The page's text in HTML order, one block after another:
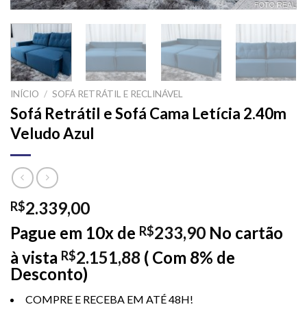
INÍCIO / SOFÁ RETRÁTIL E RECLINÁVEL
Sofá Retrátil e Sofá Cama Letícia 2.40m
Veludo Azul
R$2.339,00
Pague em 10x de R$233,90 No cartão
à vista R$2.151,88 ( Com 8% de
Desconto)
COMPRE E RECEBA EM ATÉ 48H!